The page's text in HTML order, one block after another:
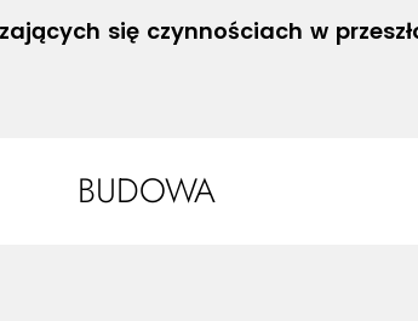
się czynnościach w
BUDOWA